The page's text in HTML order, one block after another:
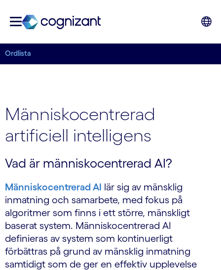
Ordlista
Människocentrerad
artificiell intelligens
Vad är människocentrerad AI?
Människocentrerad AI lär sig av mänsklig
inmatning och samarbete, med fokus på
algoritmer som finns i ett större, mänskligt
baserat system. Människocentrerad AI
definieras av system som kontinuerligt
förbättras på grund av mänsklig inmatning
samtidigt som de ger en effektiv upplevelse